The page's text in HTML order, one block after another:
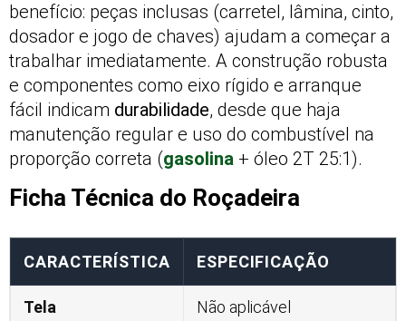
benefício: peças inclusas (carretel, lâmina, cinto,
dosador e jogo de chaves) ajudam a começar a
trabalhar imediatamente. A construção robusta
e componentes como eixo rígido e arranque
fácil indicam durabilidade, desde que haja
manutenção regular e uso do combustível na
proporção correta (gasolina + óleo 2T 25:1).
Ficha Técnica do Roçadeira
CARACTERÍSTICA ESPECIFICAÇÃO
Tela
Não aplicável